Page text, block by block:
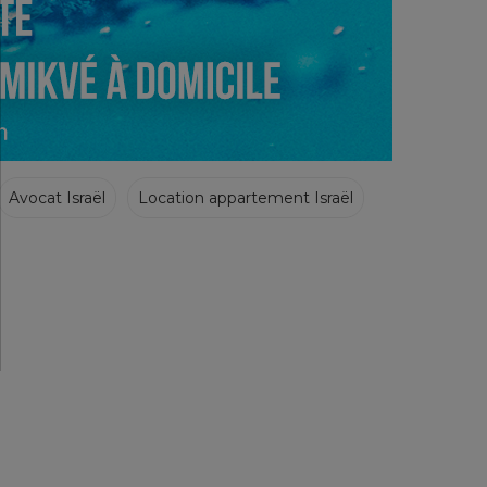
Avocat Israël Location appartement Israël